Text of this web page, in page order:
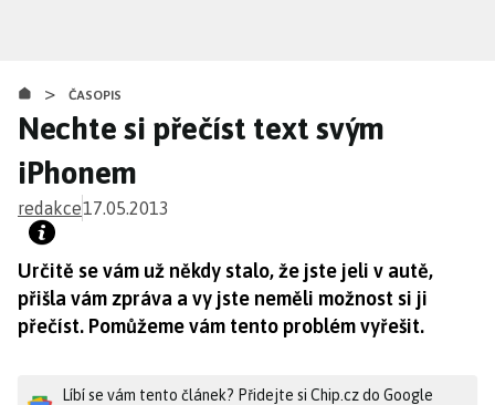
obsahu
> ČASOPIS
Nechte si přečíst text svým
iPhonem
redakce17.05.2013
Určitě se vám už někdy stalo, že jste jeli v autě,
přišla vám zpráva a vy jste neměli možnost si ji
přečíst. Pomůžeme vám tento problém vyřešit.
Líbí se vám tento článek? Přidejte si Chip.cz do Google